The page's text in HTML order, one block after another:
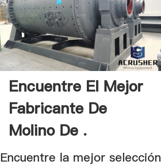
Encuentre El Mejor
Fabricante De
Molino De .
Encuentre la mejor selección